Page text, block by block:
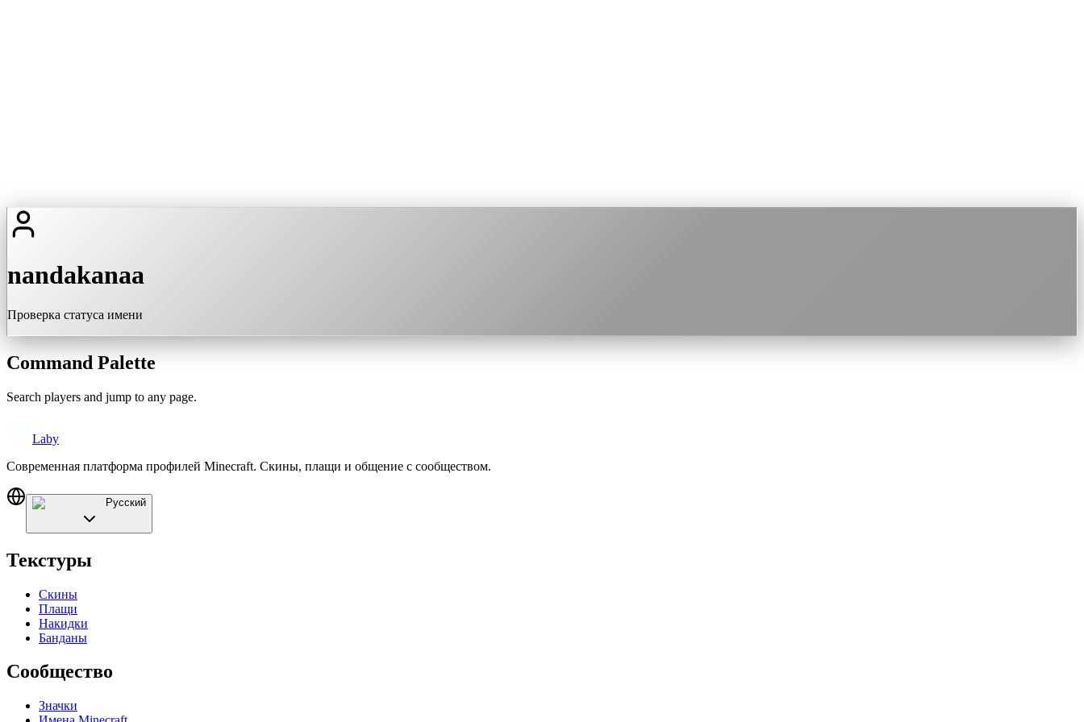
nandakanaa
Проверка статуса имени
Command Palette
Search players and jump to any page.
Laby
Современная платформа профилей Minecraft. Скины, плащи и общение с сообществом.
Русский
Текстуры
Скины
Плащи
Накидки
Банданы
Сообщество
Значки